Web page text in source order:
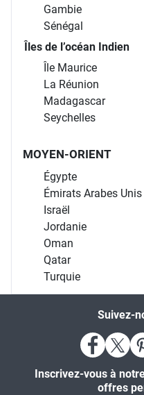
Gambie
Sénégal
Îles de l’océan Indien
Île Maurice
La Réunion
Madagascar
Seychelles
MOYEN-ORIENT
Égypte
Émirats Arabes Unis
Israël
Jordanie
Oman
Qatar
Turquie
Suivez-
Inscrivez-vous à
offres